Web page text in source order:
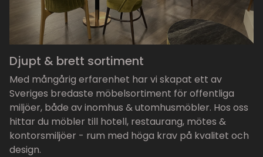
Djupt & brett sortiment
Med mångårig erfarenhet har vi skapat ett av
Sveriges bredaste möbelsortiment för offentliga
miljöer, både av inomhus & utomhusmöbler. Hos oss
hittar du möbler till hotell, restaurang, mötes &
kontorsmiljöer - rum med höga krav på kvalitet och
design.